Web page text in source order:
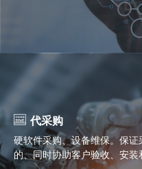
代采购
硬软件采购、设备维保。保
的、同时协助客户验收、安装